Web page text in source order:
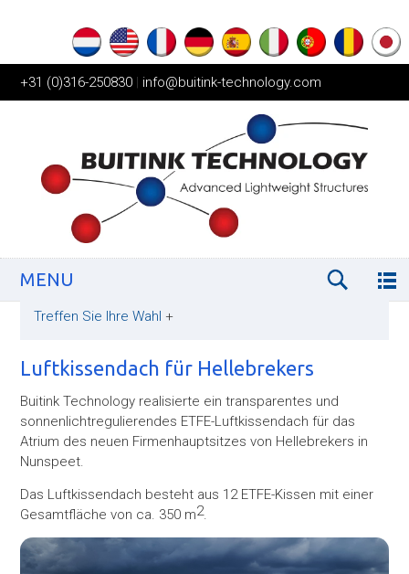
+31 (0)316-250830 | info@buitink-technology.com
MENU
Treffen Sie Ihre Wahl +
Luftkissendach für Hellebrekers
Buitink Technology realisierte ein transparentes und
sonnenlichtregulierendes ETFE-Luftkissendach für das
Atrium des neuen Firmenhauptsitzes von Hellebrekers in
Nunspeet.
Das Luftkissendach besteht aus 12 ETFE-Kissen mit einer
Gesamtfläche von ca. 350 m2.